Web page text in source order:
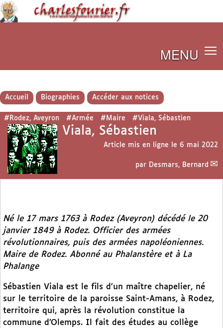
MENU
Accueil Biographies Accéder aux notices
#Rodez, Aveyron #Armée #Maire #Viala, Sébastien
Viala, Sébastien
Article mis en ligne le 6 mai 2022
par Desmars, Bernard
Né le 17 mars 1763 à Rodez (Aveyron) décédé le 20
janvier 1849 à Rodez. Officier des armées
révolutionnaires, puis des armées napoléoniennes.
Maire de Rodez. Abonné au Phalanstère et à La
Phalange
Sébastien Viala est le fils d’un maître chapelier, né
sur le territoire de la paroisse Saint-Amans, à Rodez,
territoire qui, après la révolution constitue la
commune d’Olemps. Il fait des études au collège